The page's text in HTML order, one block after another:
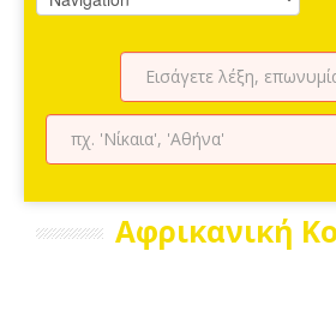
Αφρικανική